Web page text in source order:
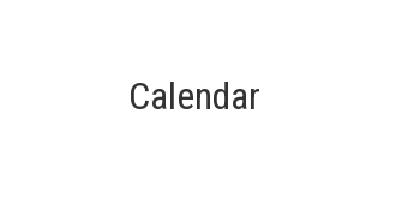
Calendar